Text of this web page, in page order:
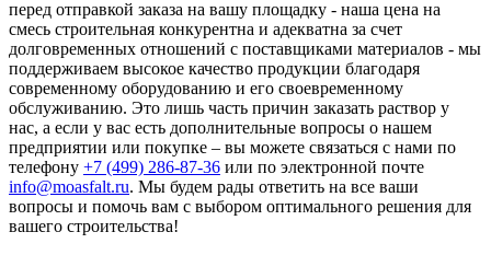
перед отправкой заказа на вашу площадку - наша цена на
смесь строительная конкурентна и адекватна за счет
долговременных отношений с поставщиками материалов - мы
поддерживаем высокое качество продукции благодаря
современному оборудованию и его своевременному
обслуживанию. Это лишь часть причин заказать раствор у
нас, а если у вас есть дополнительные вопросы о нашем
предприятии или покупке – вы можете связаться с нами по
телефону +7 (499) 286-87-36 или по электронной почте
info@moasfalt.ru. Мы будем рады ответить на все ваши
вопросы и помочь вам с выбором оптимального решения для
вашего строительства!